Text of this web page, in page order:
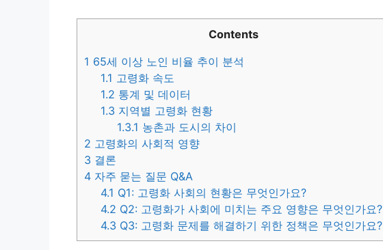
Contents
1 65세 이상 노인 비율 추이 분석
1.1 고령화 속도
1.2 통계 및 데이터
1.3 지역별 고령화 현황
1.3.1 농촌과 도시의 차이
2 고령화의 사회적 영향
3 결론
4 자주 묻는 질문 Q&A
4.1 Q1: 고령화 사회의 현황은 무엇인가요?
4.2 Q2: 고령화가 사회에 미치는 주요 영향은 무엇인가요?
4.3 Q3: 고령화 문제를 해결하기 위한 정책은 무엇인가요?